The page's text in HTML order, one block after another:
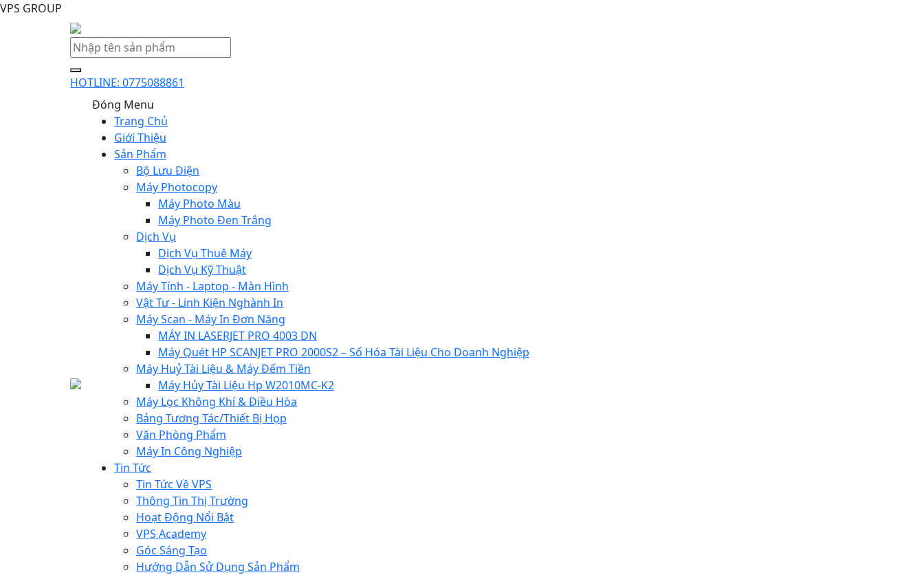
VPS GROUP
HOTLINE: 0775088861
Đóng Menu
Trang Chủ
Giới Thiệu
Sản Phẩm
Bộ Lưu Điện
Máy Photocopy
Máy Photo Màu
Máy Photo Đen Trắng
Dịch Vụ
Dịch Vụ Thuê Máy
Dịch Vụ Kỹ Thuật
Máy Tính - Laptop - Màn Hình
Vật Tư - Linh Kiện Nghành In
Máy Scan - Máy In Đơn Năng
MÁY IN LASERJET PRO 4003 DN
Máy Quét HP SCANJET PRO 2000S2 – Số Hóa Tài Liệu Cho Doanh Nghiệp
Máy Huỷ Tài Liệu & Máy Đếm Tiền
Máy Hủy Tài Liệu Hp W2010MC-K2
Máy Lọc Không Khí & Điều Hòa
Bảng Tương Tác/Thiết Bị Họp
Văn Phòng Phẩm
Máy In Công Nghiệp
Tin Tức
Tin Tức Về VPS
Thông Tin Thị Trường
Hoạt Động Nổi Bật
VPS Academy
Góc Sáng Tạo
Hướng Dẫn Sử Dụng Sản Phẩm